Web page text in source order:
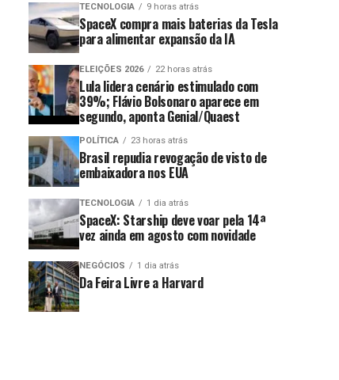
TECNOLOGIA 9 horas atrás
SpaceX compra mais baterias da Tesla
para alimentar expansão da IA
ELEIÇÕES 2026 22 horas atrás
Lula lidera cenário estimulado com
39%; Flávio Bolsonaro aparece em
segundo, aponta Genial/Quaest
POLÍTICA 23 horas atrás
Brasil repudia revogação de visto de
embaixadora nos EUA
TECNOLOGIA 1 dia atrás
SpaceX: Starship deve voar pela 14ª
vez ainda em agosto com novidade
NEGÓCIOS 1 dia atrás
Da Feira Livre a Harvard